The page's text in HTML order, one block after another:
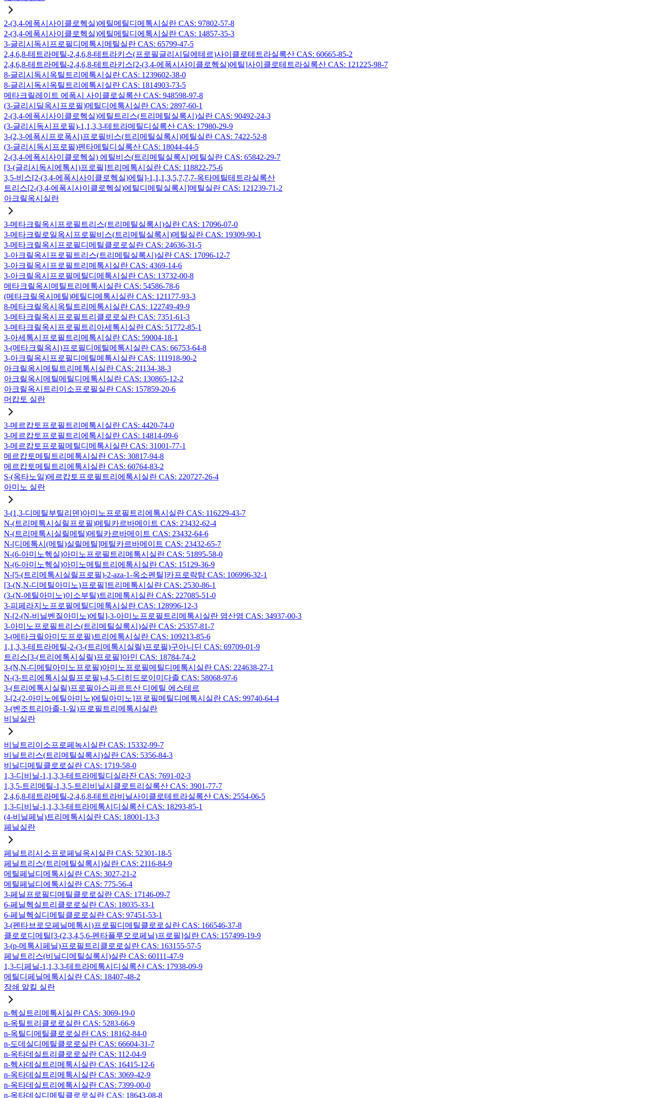
2-(3,4-에폭시사이클로헥실)에틸메틸디메톡시실란 CAS: 97802-57-8
2-(3,4-에폭시사이클로헥실)에틸메틸디에톡시실란 CAS: 14857-35-3
3-글리시독시프로필디메톡시메틸실란 CAS: 65799-47-5
2,4,6,8-테트라메틸-2,4,6,8-테트라키스(프로필글리시딜에테르)사이클로테트라실록산 CAS: 60665-85-2
2,4,6,8-테트라메틸-2,4,6,8-테트라키스[2-(3,4-에폭시사이클로헥실)에틸]사이클로테트라실록산 CAS: 121225-98-7
8-글리시독시옥틸트리메톡시실란 CAS: 1239602-38-0
8-글리시독시옥틸트리에톡시실란 CAS: 1814903-73-5
메타크릴레이트 에폭시 사이클로실록산 CAS: 948598-97-8
(3-글리시딜옥시프로필)메틸디에톡시실란 CAS: 2897-60-1
2-(3,4-에폭시사이클로헥실)에틸트리스(트리메틸실록시)실란 CAS: 90492-24-3
(3-글리시독시프로필)-1,1,3,3-테트라메틸디실록산 CAS: 17980-29-9
3-(2,3-에폭시프로폭시)프로필비스(트리메틸실록시)메틸실란 CAS: 7422-52-8
(3-글리시독시프로필)펜타메틸디실록산 CAS: 18044-44-5
2-(3,4-에폭시사이클로헥실) 에틸비스(트리메틸실록시)메틸실란 CAS: 65842-29-7
[3-(글리시독시에톡시)프로필]트리메톡시실란 CAS: 118822-75-6
3,5-비스[2-(3,4-에폭시사이클로헥실)에틸]-1,1,1,3,5,7,7,7-옥타메틸테트라실록산
트리스[2-(3,4-에폭시사이클로헥실)에틸디메틸실록시]메틸실란 CAS: 121239-71-2
아크릴옥시실란
3-메타크릴옥시프로필트리스(트리메틸실록시)실란 CAS: 17096-07-0
3-메타크릴로일옥시프로필비스(트리메틸실록시)메틸실란 CAS: 19309-90-1
3-메타크릴옥시프로필디메틸클로로실란 CAS: 24636-31-5
3-아크릴옥시프로필트리스(트리메틸실록시)실란 CAS: 17096-12-7
3-아크릴옥시프로필트리메톡시실란 CAS: 4369-14-6
3-아크릴옥시프로필메틸디메톡시실란 CAS: 13732-00-8
메타크릴옥시메틸트리메톡시실란 CAS: 54586-78-6
(메타크릴옥시메틸)메틸디메톡시실란 CAS: 121177-93-3
8-메타크릴옥시옥틸트리메톡시실란 CAS: 122749-49-9
3-메타크릴옥시프로필트리클로로실란 CAS: 7351-61-3
3-메타크릴옥시프로필트리아세톡시실란 CAS: 51772-85-1
3-아세톡시프로필트리메톡시실란 CAS: 59004-18-1
3-(메타크릴옥시)프로필디메틸메톡시실란 CAS: 66753-64-8
3-아크릴옥시프로필디메틸메톡시실란 CAS: 111918-90-2
아크릴옥시메틸트리메톡시실란 CAS: 21134-38-3
아크릴옥시메틸메틸디메톡시실란 CAS: 130865-12-2
아크릴옥시트리이소프로필실란 CAS: 157859-20-6
머캅토 실란
3-메르캅토프로필트리메톡시실란 CAS: 4420-74-0
3-메르캅토프로필트리에톡시실란 CAS: 14814-09-6
3-메르캅토프로필메틸디메톡시실란 CAS: 31001-77-1
메르캅토메틸트리메톡시실란 CAS: 30817-94-8
메르캅토메틸트리에톡시실란 CAS: 60764-83-2
S-(옥타노일)메르캅토프로필트리에톡시실란 CAS: 220727-26-4
아미노 실란
3-(1,3-디메틸부틸리덴)아미노프로필트리에톡시실란 CAS: 116229-43-7
N-(트리메톡시실릴프로필)메틸카르바메이트 CAS: 23432-62-4
N-(트리메톡시실릴메틸)메틸카르바메이트 CAS: 23432-64-6
N-[디메톡시(메틸)실릴메틸]메틸카르바메이트 CAS: 23432-65-7
N-(6-아미노헥실)아미노프로필트리메톡시실란 CAS: 51895-58-0
N-(6-아미노헥실)아미노메틸트리에톡시실란 CAS: 15129-36-9
N-[5-(트리메톡시실릴프로필)-2-aza-1-옥소펜틸]카프로락탐 CAS: 106996-32-1
[3-(N,N-디메틸아미노)프로필]트리메톡시실란 CAS: 2530-86-1
(3-(N-에틸아미노)이소부틸)트리메톡시실란 CAS: 227085-51-0
3-피페라지노프로필메틸디메톡시실란 CAS: 128996-12-3
N-[2-(N-비닐벤질아미노)에틸]-3-아미노프로필트리메톡시실란 염산염 CAS: 34937-00-3
3-아미노프로필트리스(트리메틸실록시)실란 CAS: 25357-81-7
3-(메타크릴아미도프로필)트리에톡시실란 CAS: 109213-85-6
1,1,3,3-테트라메틸-2-(3-(트리메톡시실릴)프로필)구아니딘 CAS: 69709-01-9
트리스[3-(트리에톡시실릴)프로필]아민 CAS: 18784-74-2
3-(N,N-디메틸아미노프로필)아미노프로필메틸디메톡시실란 CAS: 224638-27-1
N-(3-트리에톡시실릴프로필)-4,5-디히드로이미다졸 CAS: 58068-97-6
3-(트리에톡시실릴)프로필아스파르트산 디에틸 에스테르
3-[2-(2-아미노에틸아미노)에틸아미노]프로필메틸디메톡시실란 CAS: 99740-64-4
3-(벤조트리아졸-1-일)프로필트리메톡시실란
비닐실란
비닐트리이소프로페녹시실란 CAS: 15332-99-7
비닐트리스(트리메틸실록시)실란 CAS: 5356-84-3
비닐디메틸클로로실란 CAS: 1719-58-0
1,3-디비닐-1,1,3,3-테트라메틸디실라잔 CAS: 7691-02-3
1,3,5-트리메틸-1,3,5-트리비닐시클로트리실록산 CAS: 3901-77-7
2,4,6,8-테트라메틸-2,4,6,8-테트라비닐사이클로테트라실록산 CAS: 2554-06-5
1,3-디비닐-1,1,3,3-테트라메톡시디실록산 CAS: 18293-85-1
(4-비닐페닐)트리메톡시실란 CAS: 18001-13-3
페닐실란
페닐트리시소프로페닐옥시실란 CAS: 52301-18-5
페닐트리스(트리메틸실록시)실란 CAS: 2116-84-9
메틸페닐디메톡시실란 CAS: 3027-21-2
메틸페닐디에톡시실란 CAS: 775-56-4
3-페닐프로필디메틸클로로실란 CAS: 17146-09-7
6-페닐헥실트리클로로실란 CAS: 18035-33-1
6-페닐헥실디메틸클로로실란 CAS: 97451-53-1
3-(펜타브로모페닐메톡시)프로필디메틸클로로실란 CAS: 166546-37-8
클로로디메틸[3-(2,3,4,5,6-펜타플루오로페닐)프로필]실란 CAS: 157499-19-9
3-(p-메톡시페닐)프로필트리클로로실란 CAS: 163155-57-5
페닐트리스(비닐디메틸실록시)실란 CAS: 60111-47-9
1,3-디페닐-1,1,3,3-테트라메톡시디실록산 CAS: 17938-09-9
메틸디페닐메톡시실란 CAS: 18407-48-2
장쇄 알킬 실란
n-헥실트리메톡시실란 CAS: 3069-19-0
n-옥틸트리클로로실란 CAS: 5283-66-9
n-옥틸디메틸클로로실란 CAS: 18162-84-0
n-도데실디메틸클로로실란 CAS: 66604-31-7
n-옥타데실트리클로로실란 CAS: 112-04-9
n-헥사데실트리메톡시실란 CAS: 16415-12-6
n-옥타데실트리메톡시실란 CAS: 3069-42-9
n-옥타데실트리에톡시실란 CAS: 7399-00-0
n-옥타데실디메틸클로로실란 CAS: 18643-08-8